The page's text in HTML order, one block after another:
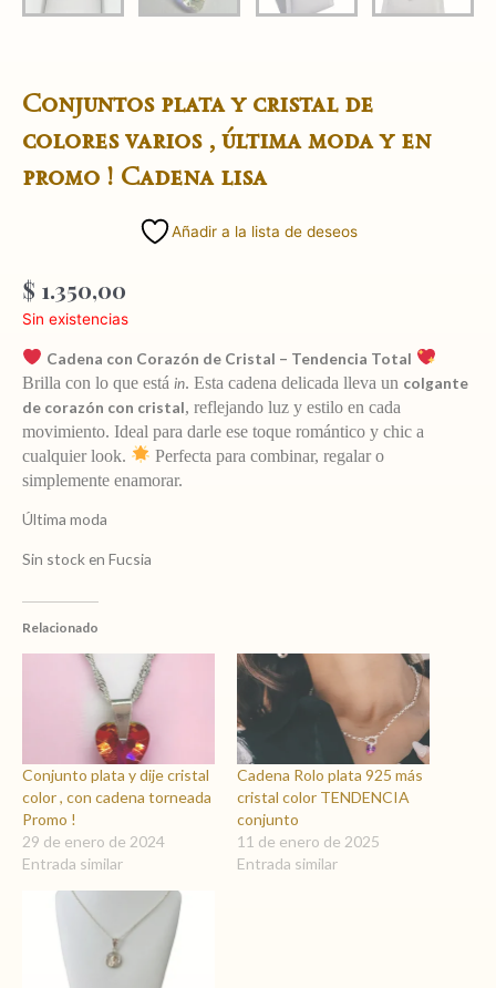
Conjuntos plata y cristal de
colores varios , última moda y en
promo ! Cadena lisa
Añadir a la lista de deseos
$ 1.350,00
Sin existencias
Cadena con Corazón de Cristal – Tendencia Total
Brilla con lo que está in. Esta cadena delicada lleva un colgante
de corazón con cristal, reflejando luz y estilo en cada
movimiento. Ideal para darle ese toque romántico y chic a
cualquier look.
Perfecta para combinar, regalar o
simplemente enamorar.
Última moda
Sin stock en Fucsia
Relacionado
Conjunto plata y dije cristal
color , con cadena torneada
Promo !
29 de enero de 2024
Entrada similar
Cadena Rolo plata 925 más
cristal color TENDENCIA
conjunto
11 de enero de 2025
Entrada similar